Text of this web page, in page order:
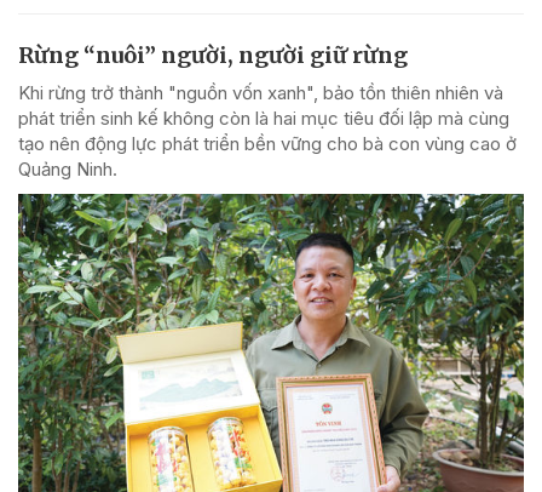
Rừng “nuôi” người, người giữ rừng
Khi rừng trở thành "nguồn vốn xanh", bảo tồn thiên nhiên và
phát triển sinh kế không còn là hai mục tiêu đối lập mà cùng
tạo nên động lực phát triển bền vững cho bà con vùng cao ở
Quảng Ninh.